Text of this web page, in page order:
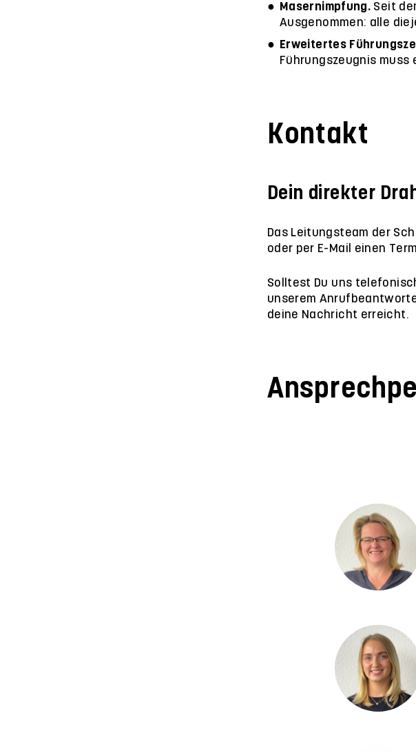
Masernimpfung. Seit
Ausgenommen: alle
Erweitertes
Führungszeugnis muss
Kontakt
Dein direkter
Das Leitungsteam der
oder per E-Mail einen
Solltest Du uns
unserem
deine Nachricht erreicht.